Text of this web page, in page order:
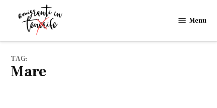
in
Menu
TAG:
mare